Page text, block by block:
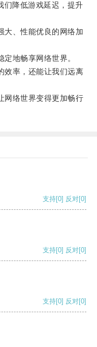
们降低游戏延迟，提升
、性能优良的网络加
地畅享网络世界。
率，还能让我们远离
络世界变得更加畅行
支持[0] 反对[0]
支持[0] 反对[0]
支持[0] 反对[0]